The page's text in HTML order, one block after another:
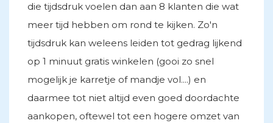
die tijdsdruk voelen dan aan 8 klanten die wat
meer tijd hebben om rond te kijken. Zo'n
tijdsdruk kan weleens leiden tot gedrag lijkend
op 1 minuut gratis winkelen (gooi zo snel
mogelijk je karretje of mandje vol....) en
daarmee tot niet altijd even goed doordachte
aankopen, oftewel tot een hogere omzet van